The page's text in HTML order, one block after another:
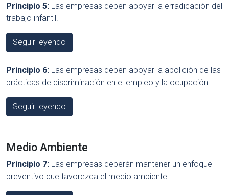
Principio 5: Las empresas deben apoyar la erradicación del
trabajo infantil.
Seguir leyendo
Principio 6: Las empresas deben apoyar la abolición de las
prácticas de discriminación en el empleo y la ocupación.
Seguir leyendo
Medio Ambiente
Principio 7: Las empresas deberán mantener un enfoque
preventivo que favorezca el medio ambiente.